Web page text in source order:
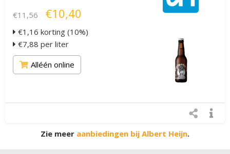
€11,56 €10,40
€1,16 korting (10%)
€7,88 per liter
Alléén online
Zie meer aanbiedingen bij Albert Heijn.